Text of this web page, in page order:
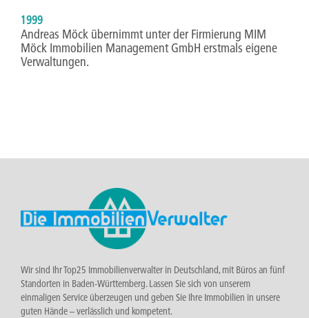
1999
Andreas Möck übernimmt unter der Firmierung MIM
Möck Immobilien Management GmbH erstmals eigene
Verwaltungen.
Wir sind Ihr Top25 Immobilienverwalter in Deutschland, mit Büros an fünf
Standorten in Baden-Württemberg. Lassen Sie sich von unserem
einmaligen Service überzeugen und geben Sie Ihre Immobilien in unsere
guten Hände – verlässlich und kompetent.